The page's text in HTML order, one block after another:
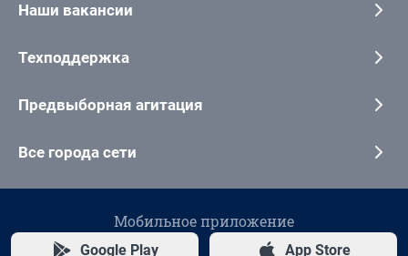
Наши вакансии
Техподдержка
Предвыборная агитация
Все города сети
Мобильное приложение
Google Play App Store